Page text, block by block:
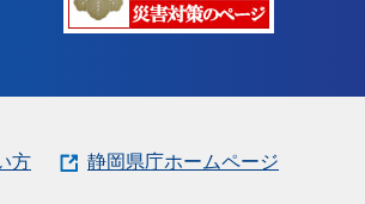
方 静岡県庁ホームページ